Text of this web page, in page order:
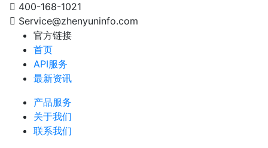
400-168-1021
Service@zhenyuninfo.com
官方链接
首页
API服务
最新资讯
产品服务
关于我们
联系我们